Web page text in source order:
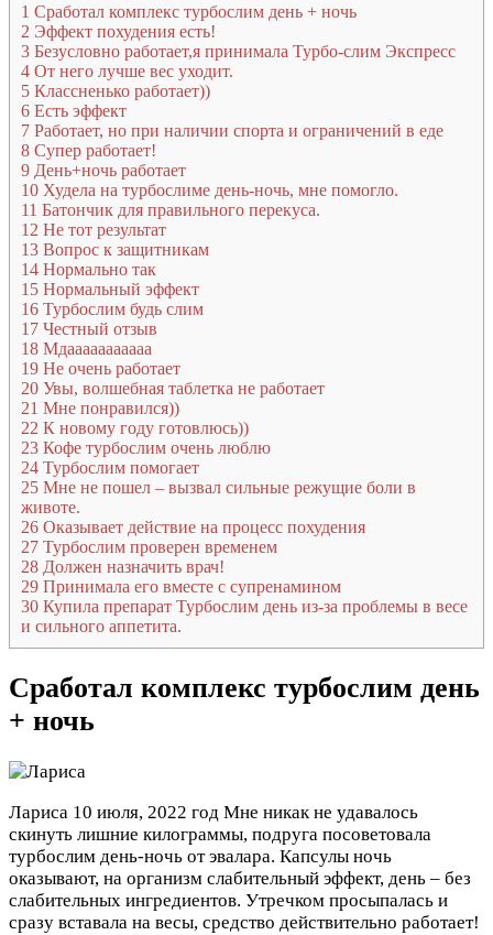
1 Сработал комплекс турбослим день + ночь
2 Эффект похудения есть!
3 Безусловно работает,я принимала Турбо-слим Экспресс
4 От него лучше вес уходит.
5 Классненько работает))
6 Есть эффект
7 Работает, но при наличии спорта и ограничений в еде
8 Супер работает!
9 День+ночь работает
10 Худела на турбослиме день-ночь, мне помогло.
11 Батончик для правильного перекуса.
12 Не тот результат
13 Вопрос к защитникам
14 Нормально так
15 Нормальный эффект
16 Турбослим будь слим
17 Честный отзыв
18 Мдааааааааааа
19 Не очень работает
20 Увы, волшебная таблетка не работает
21 Мне понравился))
22 К новому году готовлюсь))
23 Кофе турбослим очень люблю
24 Турбослим помогает
25 Мне не пошел – вызвал сильные режущие боли в
животе.
26 Оказывает действие на процесс похудения
27 Турбослим проверен временем
28 Должен назначить врач!
29 Принимала его вместе с супренамином
30 Купила препарат Турбослим день из-за проблемы в весе
и сильного аппетита.
Сработал комплекс турбослим день
+ ночь
Лариса 10 июля, 2022 год Мне никак не удавалось
скинуть лишние килограммы, подруга посоветовала
турбослим день-ночь от эвалара. Капсулы ночь
оказывают, на организм слабительный эффект, день – без
слабительных ингредиентов. Утречком просыпалась и
сразу вставала на весы, средство действительно работает!